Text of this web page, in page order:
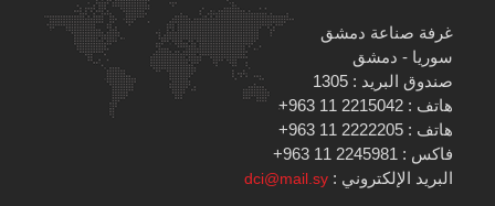
غرفة صناعة دمشق
سوريا - دمشق
صندوق البريد : 1305
هاتف : 2215042 11 963+
هاتف : 2222205 11 963+
فاكس : 2245981 11 963+
البريد الإلكتروني :dci@mail.sy